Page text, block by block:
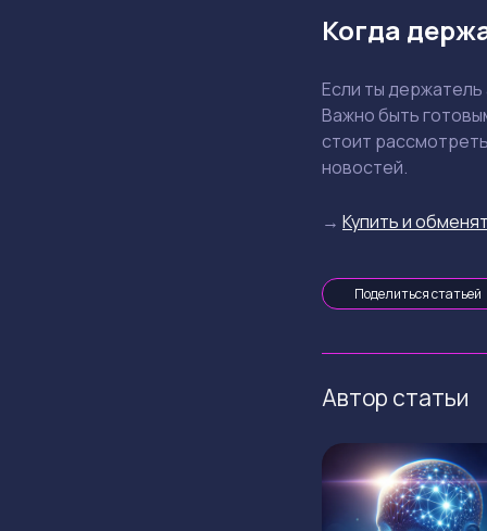
Когда
Если ты
Важно быть
стоит
новостей.
→ Купить и
Поделиться статьей
Автор статьи